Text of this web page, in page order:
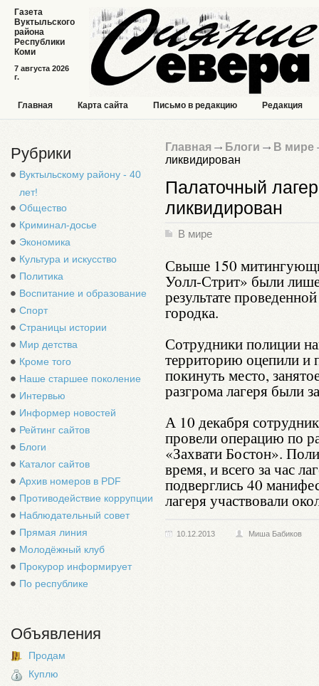
7 августа 2026
г.
Газета
Вуктыльского
района
Республики
Коми
Главная Карта сайта Письмо в редакцию Редакция
Рубрики
Вуктыльскому району - 40
лет!
Общество
Криминал-досье
Экономика
Культура и искусство
Политика
Воспитание и образование
Спорт
Страницы истории
Мир детства
Кроме того
Наше старшее поколение
Интервью
Информер новостей
Рейтинг сайтов
Блоги
Каталог сайтов
Архив номеров в PDF
Противодействие коррупции
Наблюдательный совет
Прямая линия
Молодёжный клуб
Прокурор информирует
По республике
Объявления
Продам
Куплю
Главная Блоги
В мире
ликвидирован
Палаточный
ликвидирован
В мире
Свыше 150
Уолл-Стрит» были
результате
городка.
Сотрудники полиции
территорию оцепили и
покинуть место,
разгрома лагеря были
А 10 декабря
провели операцию по
«Захвати Бостон».
время, и всего за час
подверглись 40
лагеря участвовали
10.12.2013 Миша Бабиков